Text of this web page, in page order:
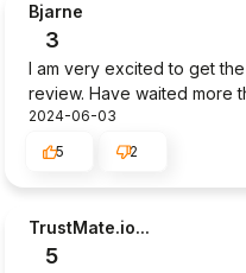
Bjarne
3
I am very excited to get
review. Have waited more
2024-06-03
5
2
TrustMate.io...
5